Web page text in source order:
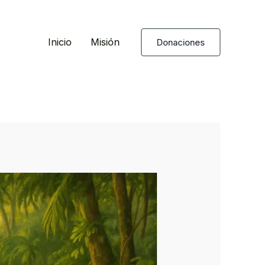
Inicio Misión Donaciones